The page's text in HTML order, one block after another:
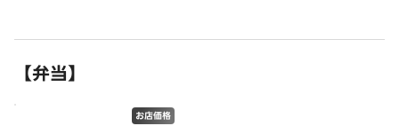
ください。
【弁当】
お店価格